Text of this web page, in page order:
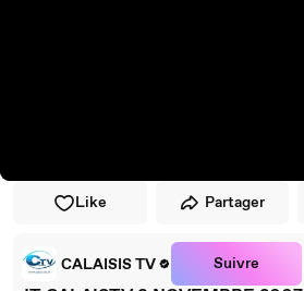
Like Partager
CALAISIS TV Suivre